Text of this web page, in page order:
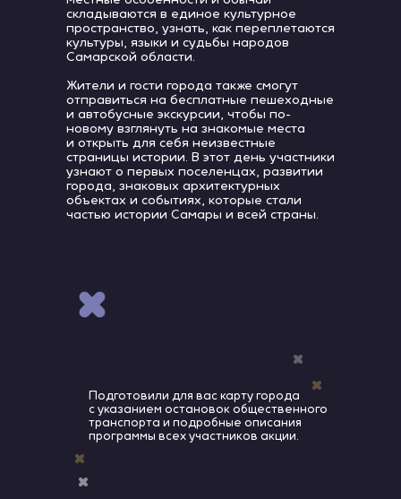
складываются в единое культурное
пространство, узнать, как переплетаются
культуры, языки и судьбы народов
Самарской области.
Жители и гости города также смогут
отправиться на бесплатные пешеходные
и автобусные экскурсии, чтобы по-
новому взглянуть на знакомые места
и открыть для себя неизвестные
страницы истории. В этот день участники
узнают о первых поселенцах, развитии
города, знаковых архитектурных
объектах и событиях, которые стали
частью истории Самары и всей страны.
Подготовили для вас карту города
с указанием остановок общественного
транспорта и подробные описания
программы всех участников акции.